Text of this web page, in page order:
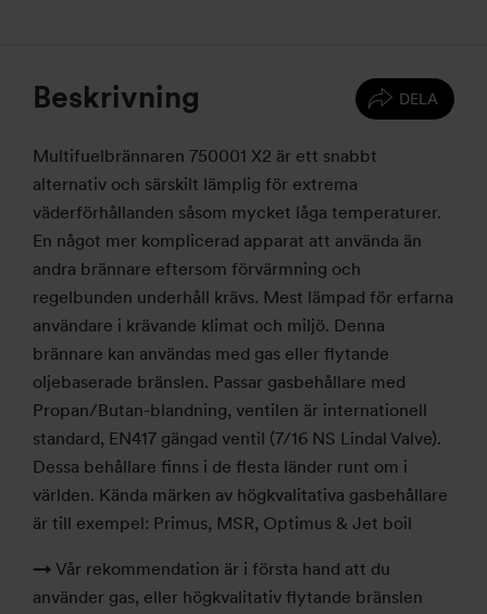
DELA
Beskrivning
Multifuelbrännaren 750001 X2 är ett snabbt
alternativ och särskilt lämplig för extrema
väderförhållanden såsom mycket låga temperaturer.
En något mer komplicerad apparat att använda än
andra brännare eftersom förvärmning och
regelbunden underhåll krävs. Mest lämpad för erfarna
användare i krävande klimat och miljö. Denna
brännare kan användas med gas eller flytande
oljebaserade bränslen. Passar gasbehållare med
Propan/Butan-blandning, ventilen är internationell
standard, EN417 gängad ventil (7/16 NS Lindal Valve).
Dessa behållare finns i de flesta länder runt om i
världen. Kända märken av högkvalitativa gasbehållare
är till exempel: Primus, MSR, Optimus & Jet boil
→ Vår rekommendation är i första hand att du
använder gas, eller högkvalitativ flytande bränslen